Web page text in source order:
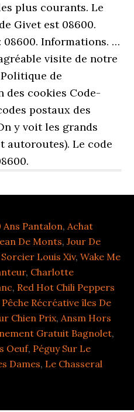
plus courants. Le
Givet est 08600.
08600. Informations. …
visite de notre
de
des cookies Code-
postaux des
y voit les grands
autoroutes). Le code
Ans Pantalon,Achat
De Monts,Jour De
Louis Xiv,Wake Me
, Charlotte
, Red Hot Chili Peppers
Pêche Récréative îles De
Chien Prix,Ansm Hors
Gratuit Bagnolet,
Oeuf, Péguy Sur Le
Dames, Le Chasseral